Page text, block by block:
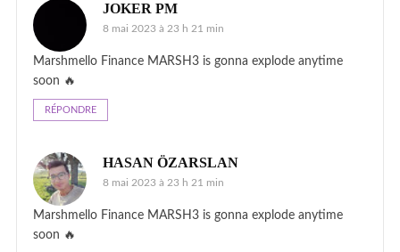
JOKER PM
8 mai 2023 à 23 h 21 min
Marshmello Finance MARSH3 is gonna explode anytime
soon 🔥
RÉPONDRE
HASAN ÖZARSLAN
8 mai 2023 à 23 h 21 min
Marshmello Finance MARSH3 is gonna explode anytime
soon 🔥